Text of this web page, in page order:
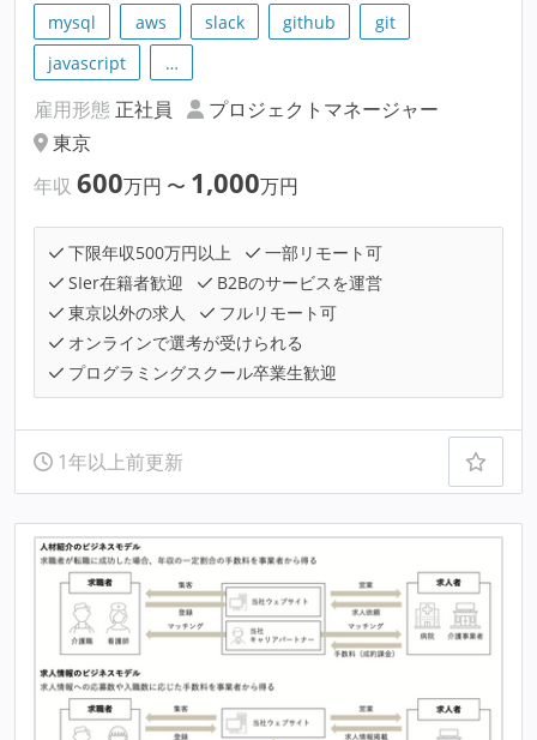
mysql aws slack github
git
javascript
…
雇用形態 正社員
プロジェクトマネージャー
東京
年収 600万円 〜 1,000万円
下限年収500万円以上
一部リモート可
SIer在籍者歓迎
B2Bのサービスを運営
東京以外の求人
フルリモート可
オンラインで選考が受けられる
プログラミングスクール卒業生歓迎
1年以上前更新